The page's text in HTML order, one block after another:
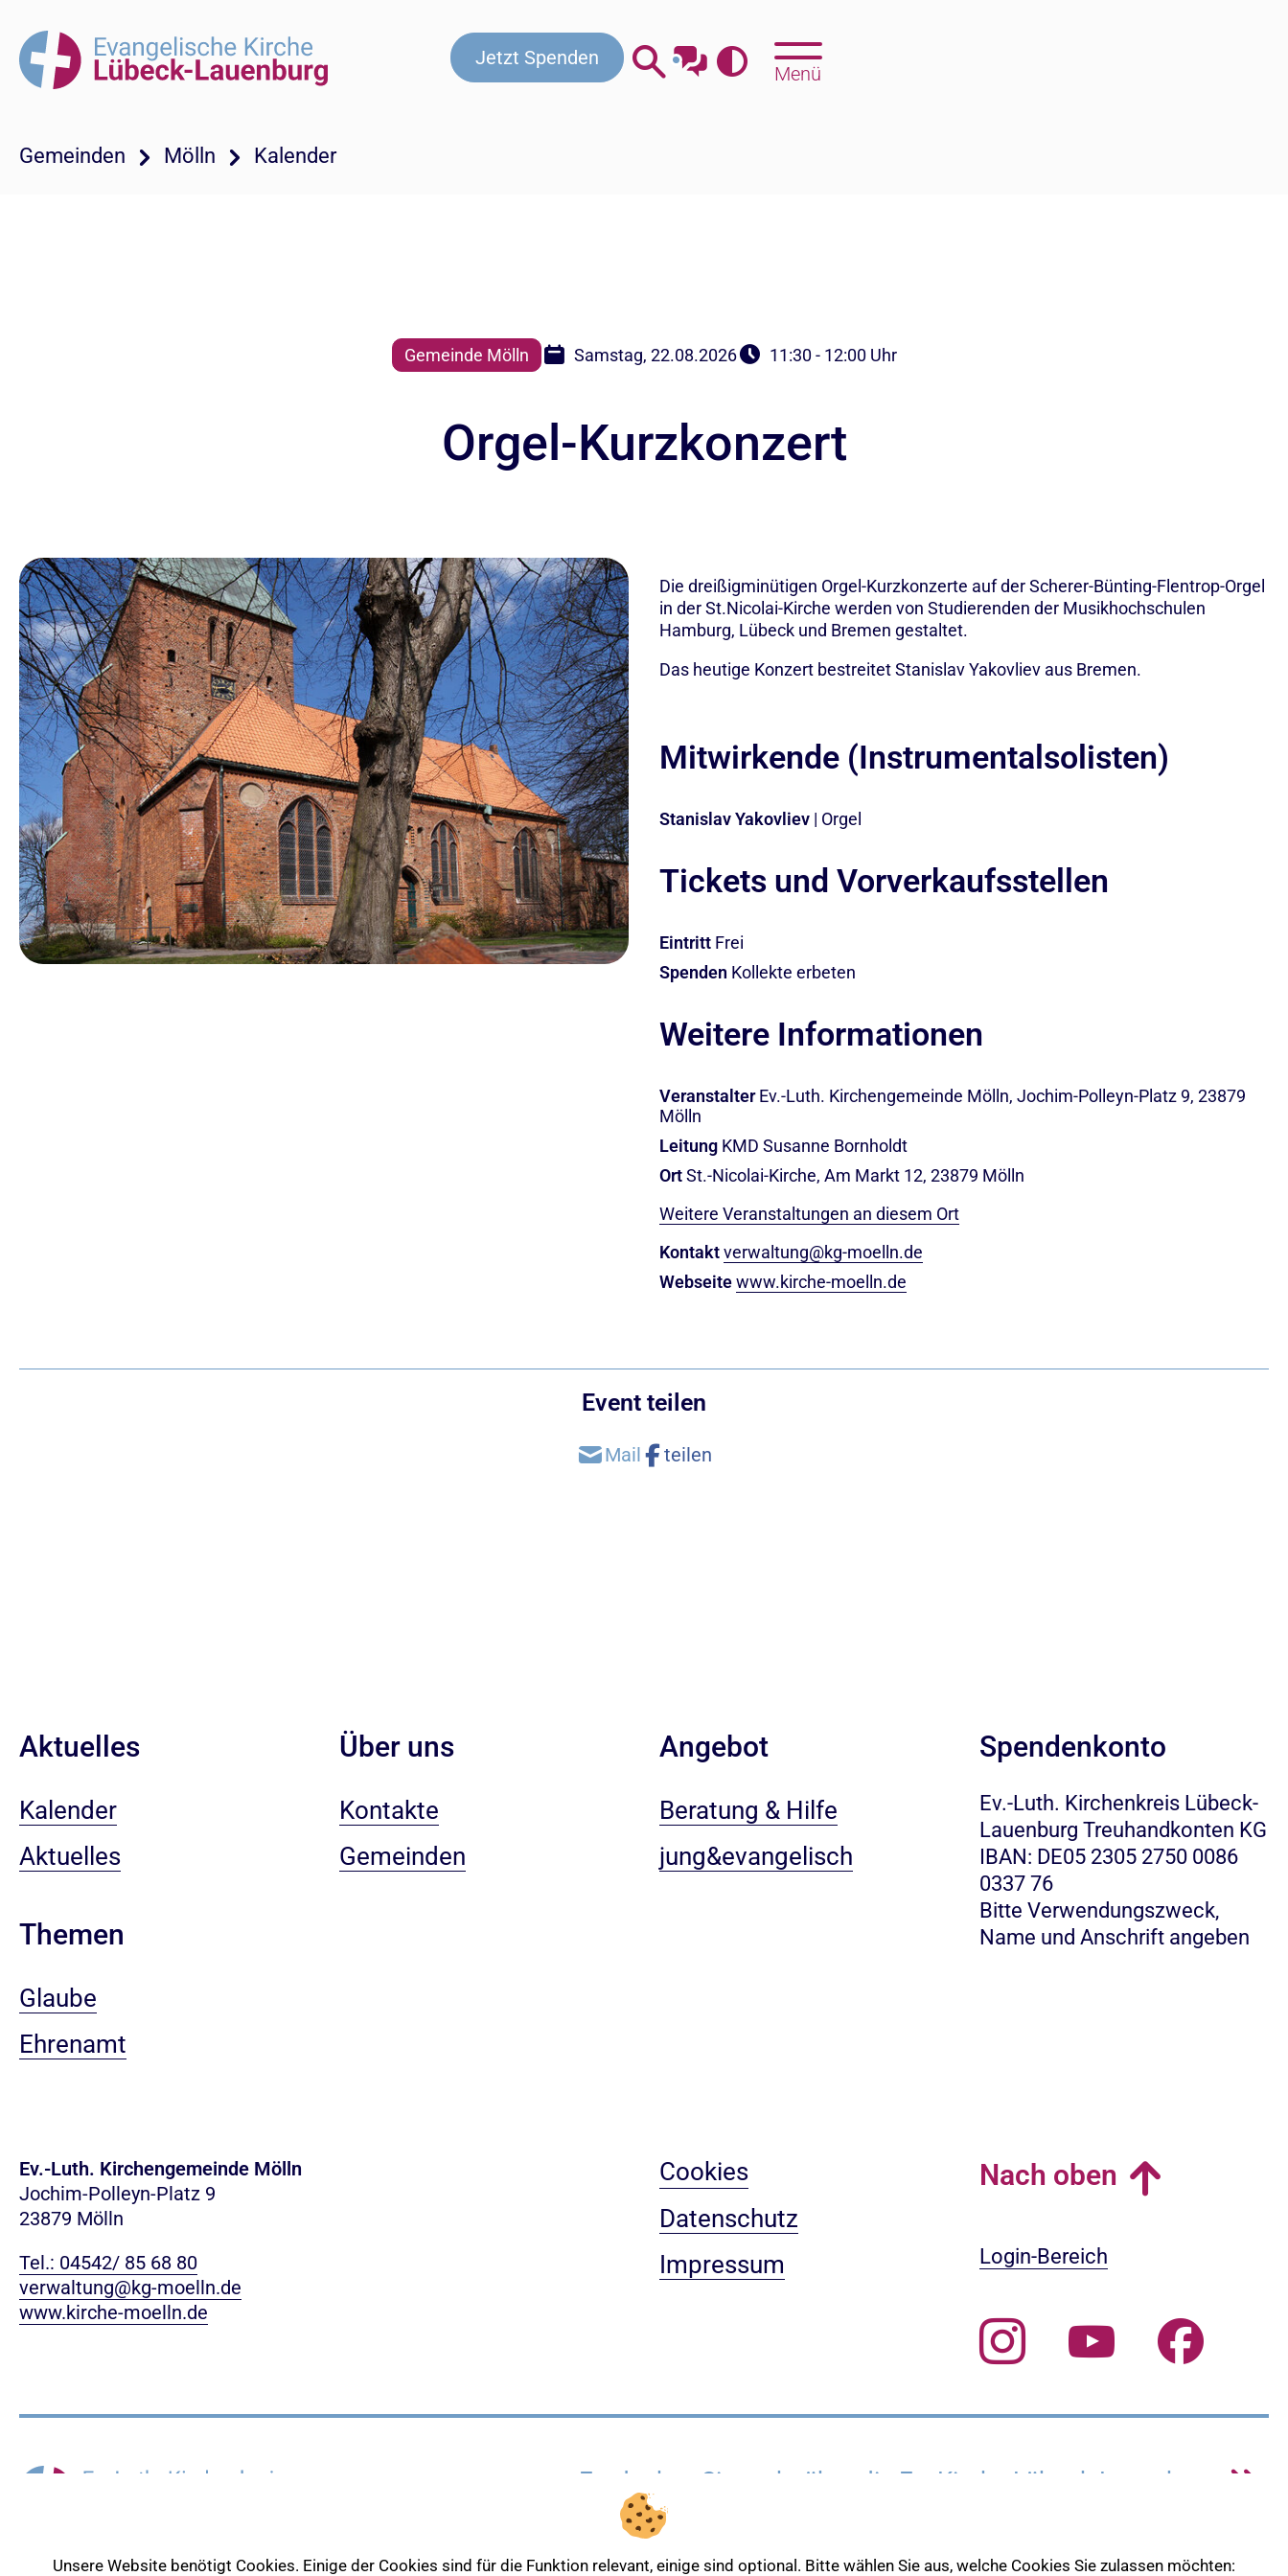
Jetzt Spenden
Menü
Gemeinden Mölln Kalender
Gemeinde Mölln Samstag, 22.08.2026 11:30 - 12:00 Uhr
Orgel-Kurzkonzert
Die dreißigminütigen Orgel-Kurzkonzerte auf der Scherer-Bünting-Flentrop-Orgel
in der St.Nicolai-Kirche werden von Studierenden der Musikhochschulen
Hamburg, Lübeck und Bremen gestaltet.
Das heutige Konzert bestreitet Stanislav Yakovliev aus Bremen.
Mitwirkende (Instrumentalsolisten)
Stanislav Yakovliev| Orgel
Tickets und Vorverkaufsstellen
Eintritt Frei
Spenden Kollekte erbeten
Weitere Informationen
Veranstalter Ev.-Luth. Kirchengemeinde Mölln, Jochim-Polleyn-Platz 9, 23879
Mölln
Leitung KMD Susanne Bornholdt
OrtSt.-Nicolai-Kirche, Am Markt 12, 23879 Mölln
Weitere Veranstaltungen an diesem Ort
Kontaktverwaltung@kg-moelln.de
Webseitewww.kirche-moelln.de
Event teilen
Aktuelles
Kalender
Aktuelles
Themen
Glaube
Ehrenamt
Über uns
Kontakte
Gemeinden
Angebot
Beratung & Hilfe
jung&evangelisch
Spendenkonto
Ev.-Luth. Kirchenkreis Lübeck-
Lauenburg Treuhandkonten KG
IBAN: DE05 2305 2750 0086
0337 76
Bitte Verwendungszweck,
Name und Anschrift angeben
Ev.-Luth. Kirchengemeinde Mölln
Jochim-Polleyn-Platz 9
23879 Mölln
Tel.: 04542/ 85 68 80
verwaltung@kg-moelln.de
www.kirche-moelln.de
Cookies
Datenschutz
Impressum
Nach oben
Login-Bereich
Entdecken Sie mehr über die Ev. Kirche Lübeck-Lauenburg
Unsere Website benötigt Cookies. Einige der Cookies sind für die Funktion relevant, einige sind optional. Bitte wählen Sie aus, welche Cookies Sie zulassen möchten: